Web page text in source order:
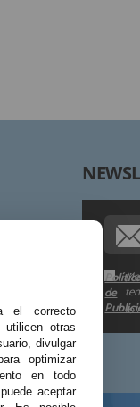
lo
de
el correcto
otras
divulgar
optimizar
en todo
aceptar